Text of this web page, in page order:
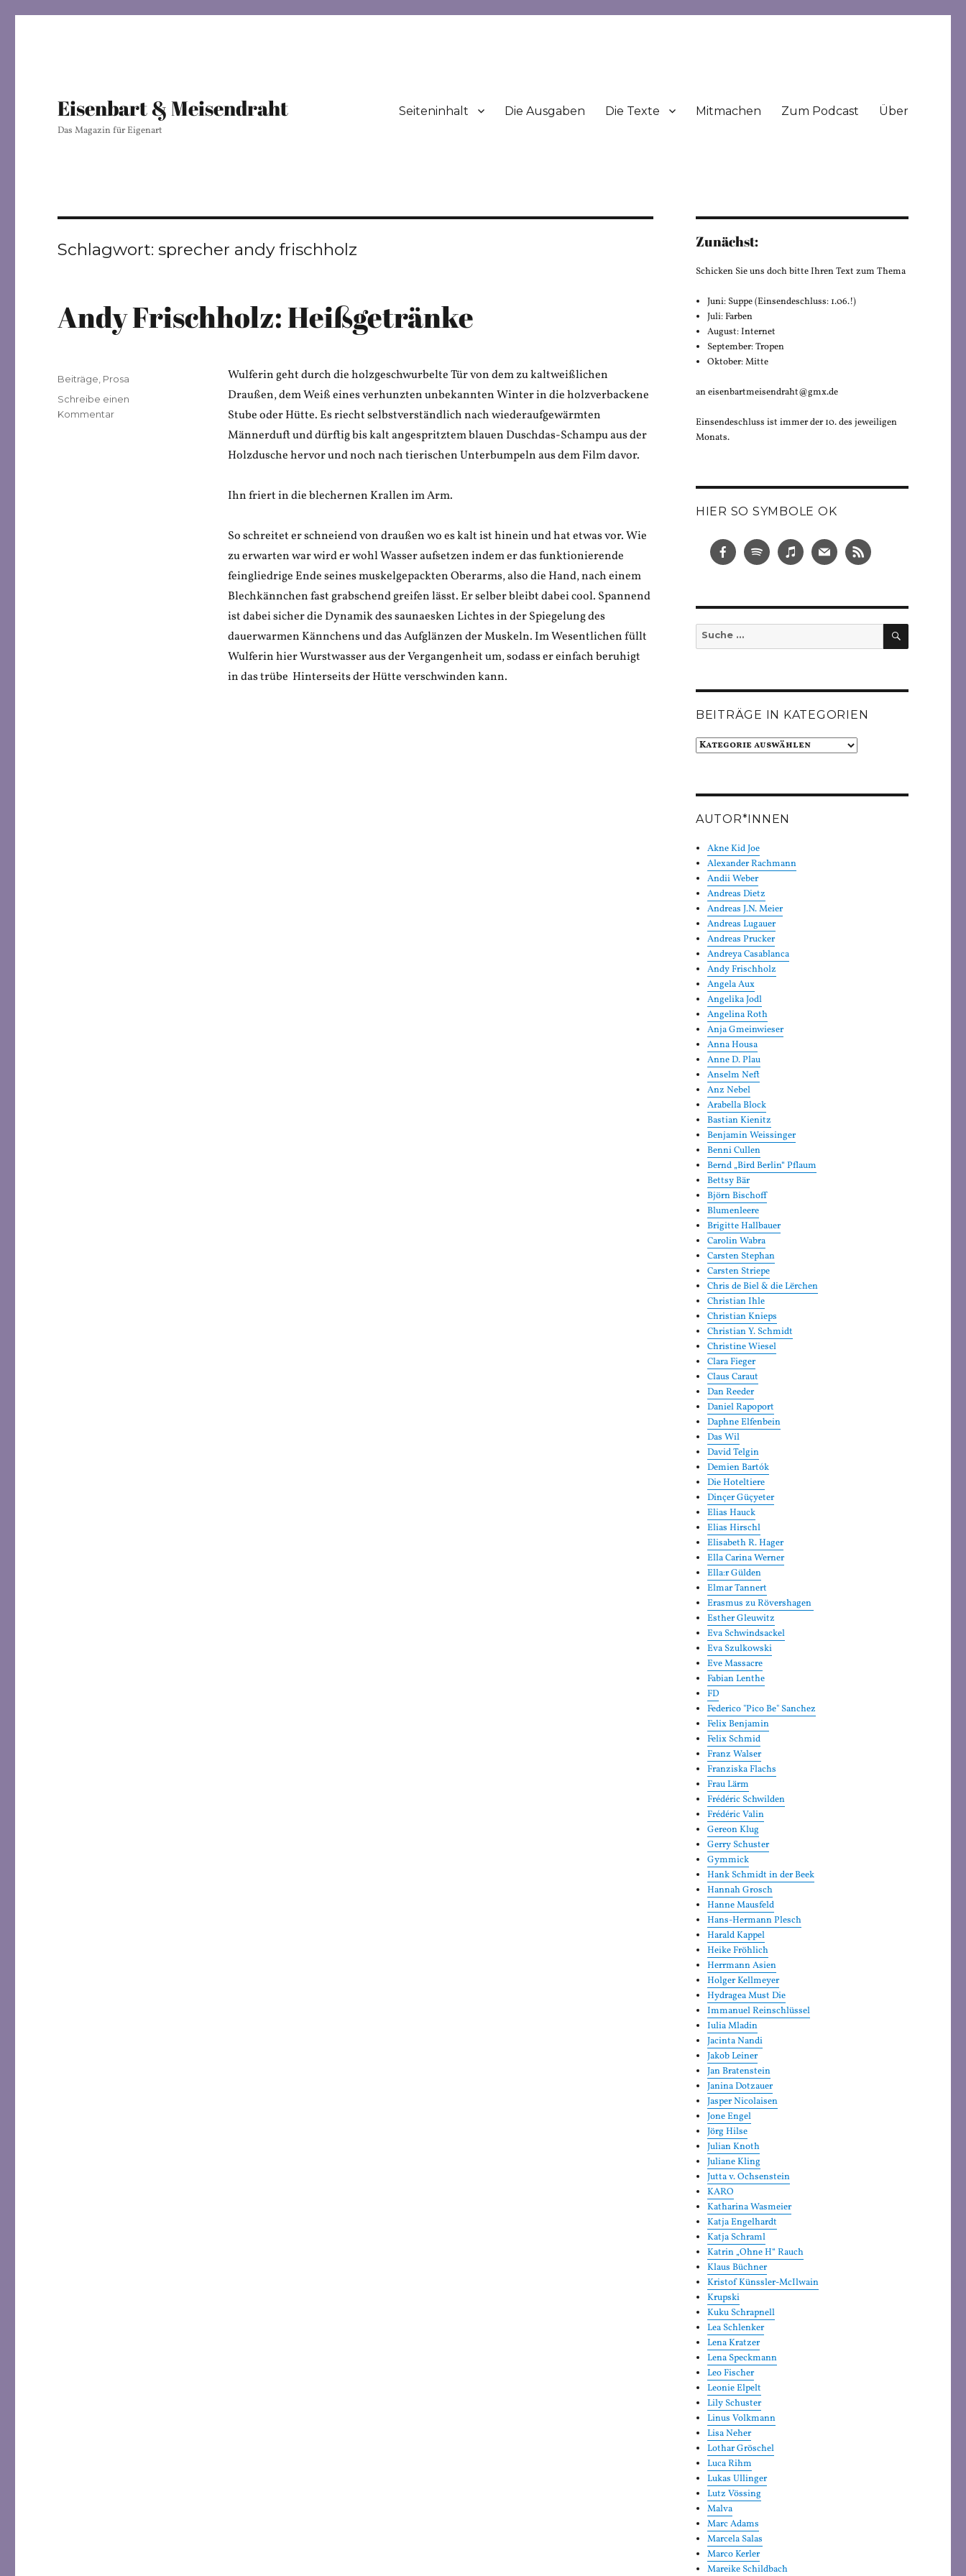
Eisenbart & Meisendraht
Das Magazin für Eigenart
Seiteninhalt Die Ausgaben Die Texte Mitmachen Zum Podcast Über
Schlagwort:sprecher andy frischholz
Andy Frischholz: Heißgetränke
Wulferin geht durch die holzgeschwurbelte Tür von dem zu kaltweißlichen
Draußen, dem Weiß eines verhunzten unbekannten Winter in die holzverbackene
Stube oder Hütte. Es riecht selbstverständlich nach wiederaufgewärmten
Männerduft und dürftig bis kalt angespritztem blauen Duschdas-Schampu aus der
Holzdusche hervor und noch nach tierischen Unterbumpeln aus dem Film davor.
Ihn friert in die blechernen Krallen im Arm.
So schreitet er schneiend von draußen wo es kalt ist hinein und hat etwas vor. Wie
zu erwarten war wird er wohl Wasser aufsetzen indem er das funktionierende
feingliedrige Ende seines muskelgepackten Oberarms, also die Hand, nach einem
Blechkännchen fast grabschend greifen lässt. Er selber bleibt dabei cool. Spannend
ist dabei sicher die Dynamik des saunaesken Lichtes in der Spiegelung des
dauerwarmen Kännchens und das Aufglänzen der Muskeln. Im Wesentlichen füllt
Wulferin hier Wurstwasser aus der Vergangenheit um, sodass er einfach beruhigt
in das trübe Hinterseits der Hütte verschwinden kann.
Veröffentlicht
am
Kategorien
Beiträge Prosa
Schreibe einen
Kommentarzu
Zunächst:
Schicken Sie uns doch bitte Ihren Text zum Thema
Juni: Suppe (Einsendeschluss: 1.06.!)
Juli: Farben
August: Internet
September: Tropen
Oktober: Mitte
an eisenbartmeisendraht@gmx.de
Einsendeschluss ist immer der 10. des jeweiligen
Monats.
HIER SO SYMBOLE OK
Suche
nach:
SUCHEN
BEITRÄGE IN KATEGORIEN
Beiträge
AUTOR*INNEN
Akne Kid Joe
Alexander Rachmann
Andii Weber
Andreas Dietz
Andreas J.N. Meier
Andreas Lugauer
Andreas Prucker
Andreya Casablanca
Andy Frischholz
Angela Aux
Angelika Jodl
Angelina Roth
Anja Gmeinwieser
Anna Housa
Anne D. Plau
Anselm Neft
Anz Nebel
Arabella Block
Bastian Kienitz
Benjamin Weissinger
Benni Cullen
Bernd „Bird Berlin“ Pflaum
Bettsy Bär
Björn Bischoff
Blumenleere
Brigitte Hallbauer
Carolin Wabra
Carsten Stephan
Carsten Striepe
Chris de Biel & die Lërchen
Christian Ihle
Christian Knieps
Christian Y. Schmidt
Christine Wiesel
Clara Fieger
Claus Caraut
Dan Reeder
Daniel Rapoport
Daphne Elfenbein
Das Wil
David Telgin
Demien Bartók
Die Hoteltiere
Dinçer Güçyeter
Elias Hauck
Elias Hirschl
Elisabeth R. Hager
Ella Carina Werner
Ella:r Gülden
Elmar Tannert
Erasmus zu Rövershagen
Esther Gleuwitz
Eva Schwindsackel
Eva Szulkowski
Eve Massacre
Fabian Lenthe
FD
Federico "Pico Be" Sanchez
Felix Benjamin
Felix Schmid
Franz Walser
Franziska Flachs
Frau Lärm
Frédéric Schwilden
Frédéric Valin
Gereon Klug
Gerry Schuster
Gymmick
Hank Schmidt in der Beek
Hannah Grosch
Hanne Mausfeld
Hans-Hermann Plesch
Harald Kappel
Heike Fröhlich
Herrmann Asien
Holger Kellmeyer
Hydragea Must Die
Immanuel Reinschlüssel
Iulia Mladin
Jacinta Nandi
Jakob Leiner
Jan Bratenstein
Janina Dotzauer
Jasper Nicolaisen
Jone Engel
Jörg Hilse
Julian Knoth
Juliane Kling
Jutta v. Ochsenstein
KARO
Katharina Wasmeier
Katja Engelhardt
Katja Schraml
Katrin „Ohne H“ Rauch
Klaus Büchner
Kristof Künssler-McIlwain
Krupski
Kuku Schrapnell
Lea Schlenker
Lena Kratzer
Lena Speckmann
Leo Fischer
Leonie Elpelt
Lily Schuster
Linus Volkmann
Lisa Neher
Lothar Gröschel
Luca Rihm
Lukas Ullinger
Lutz Vössing
Malva
Marc Adams
Marcela Salas
Marco Kerler
Mareike Schildbach